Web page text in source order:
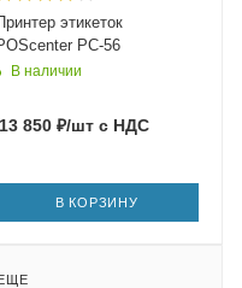
этикеток
PC-56
В наличии
13 850₽/штс НДС
В КОРЗИНУ